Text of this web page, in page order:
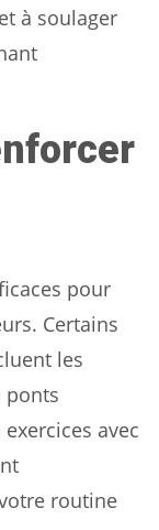
à soulager
pour
Certains
les
ponts
avec
routine